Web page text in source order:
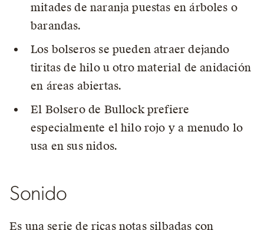
mitades de naranja puestas en árboles o
barandas.
Los bolseros se pueden atraer dejando
tiritas de hilo u otro material de anidación
en áreas abiertas.
El Bolsero de Bullock prefiere
especialmente el hilo rojo y a menudo lo
usa en sus nidos.
Sonido
Es una serie de ricas notas silbadas con